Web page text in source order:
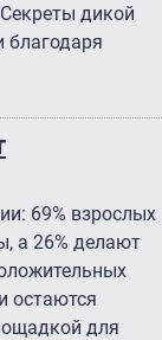
дикой
69% взрослых
а 26% делают
остаются
для